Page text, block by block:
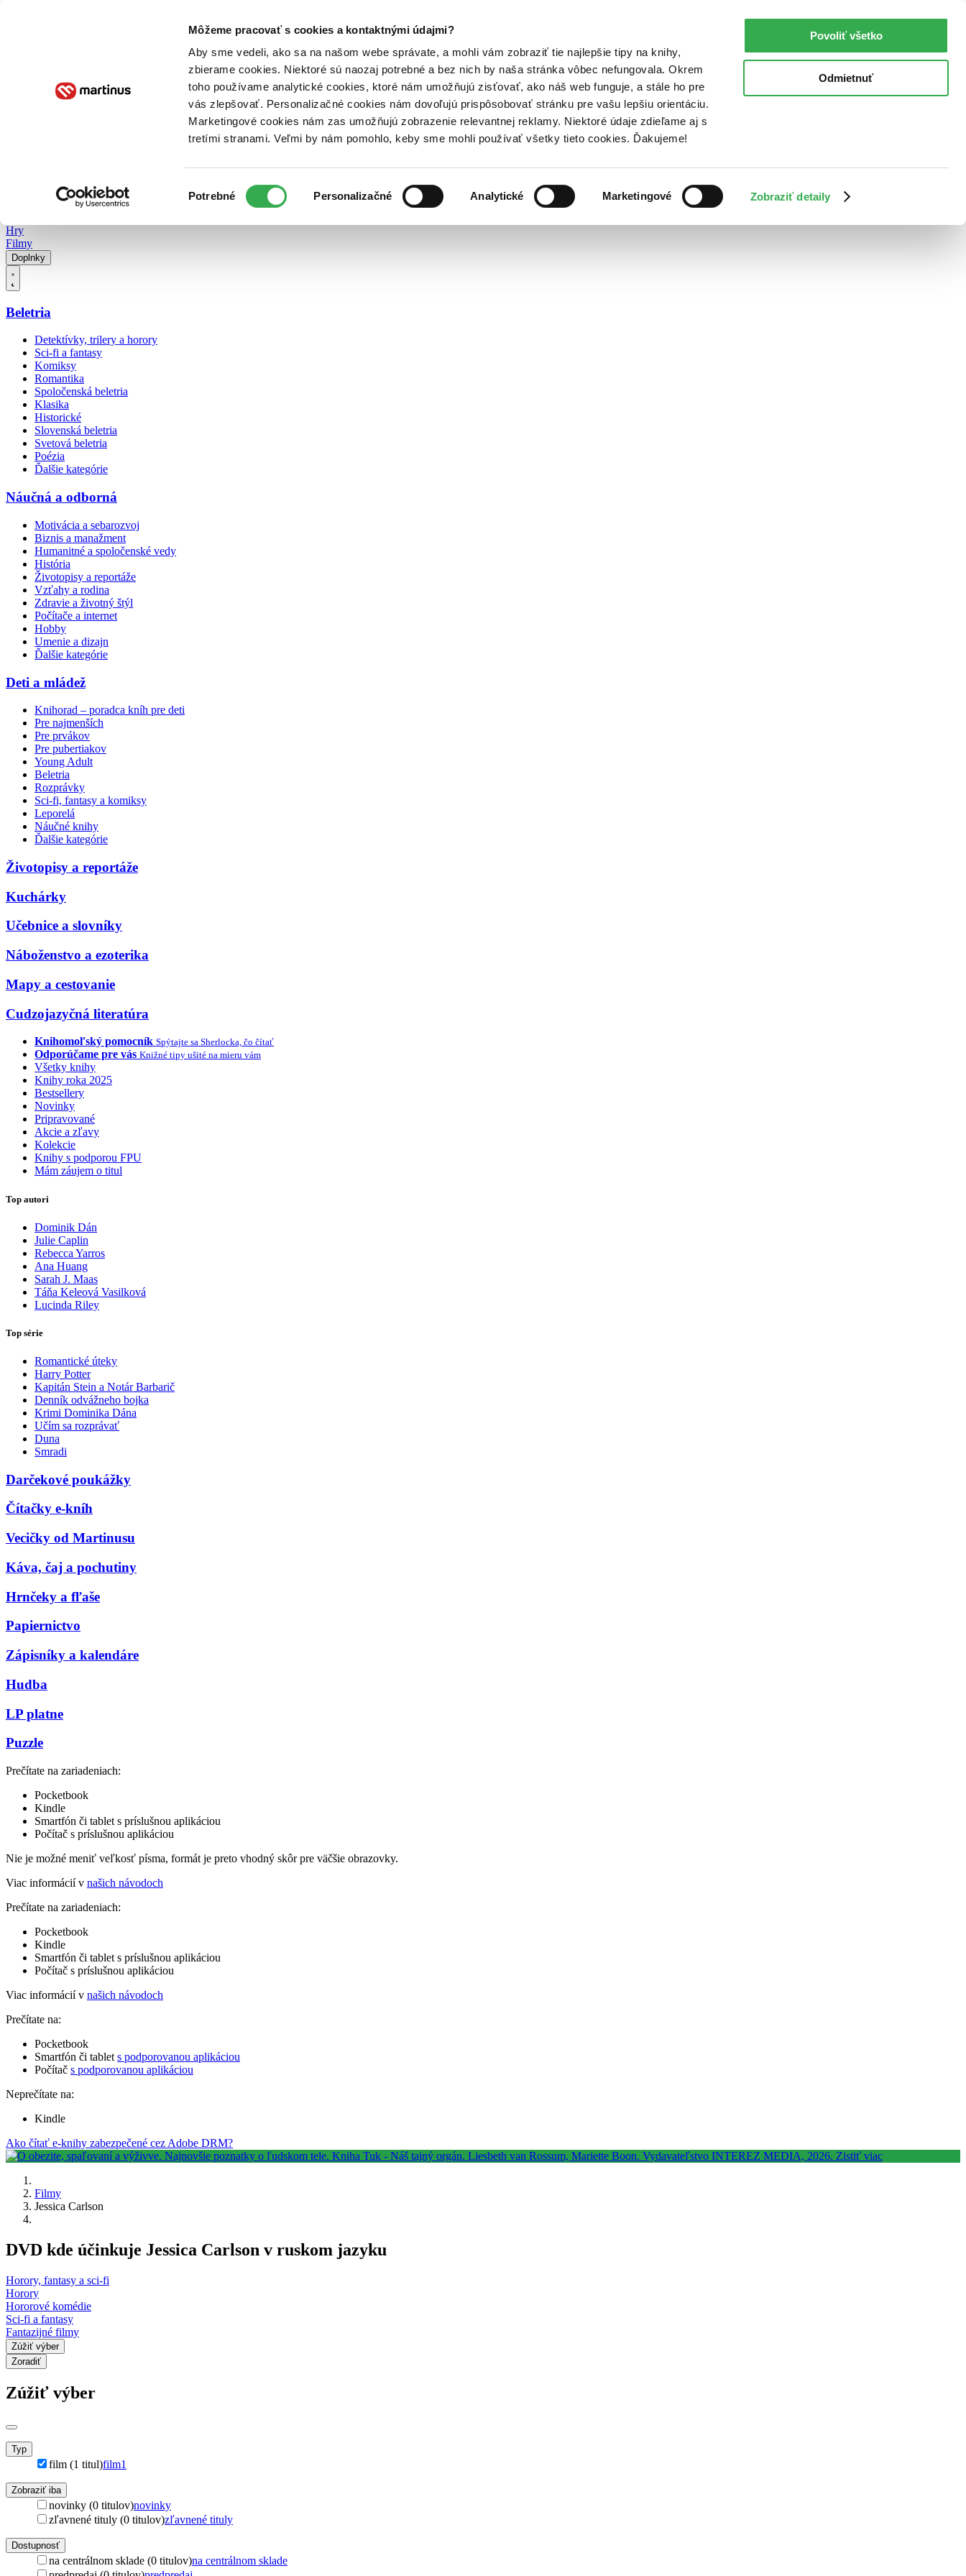
Môžeme pracovať s cookies a kontaktnými údajmi?
Aby sme vedeli, ako sa na našom webe správate, a mohli vám zobraziť tie najlepšie tipy na knihy,
zbierame cookies. Niektoré sú naozaj potrebné a bez nich by naša stránka vôbec nefungovala. Okrem
toho používame analytické cookies, ktoré nám umožňujú zisťovať, ako náš web funguje, a stále ho pre
vás zlepšovať. Personalizačné cookies nám dovoľujú prispôsobovať stránku pre vašu lepšiu orientáciu.
Marketingové cookies nám zas umožňujú zobrazenie relevantnej reklamy. Niektoré údaje zdieľame aj s
tretími stranami. Veľmi by nám pomohlo, keby sme mohli používať všetky tieto cookies. Ďakujeme!
súhlasu
Potrebné Personalizačné Analytické Marketingové Zobraziť detaily
Povoliť všetko
Odmietnuť
Poukážky Kontakt
Hry
Filmy
Doplnky
Beletria
Detektívky, trilery a horory
Sci-fi a fantasy
Komiksy
Romantika
Spoločenská beletria
Klasika
Historické
Slovenská beletria
Svetová beletria
Poézia
Ďalšie kategórie
Náučná a odborná
Motivácia a sebarozvoj
Biznis a manažment
Humanitné a spoločenské vedy
História
Životopisy a reportáže
Vzťahy a rodina
Zdravie a životný štýl
Počítače a internet
Hobby
Umenie a dizajn
Ďalšie kategórie
Deti a mládež
Knihorad – poradca kníh pre deti
Pre najmenších
Pre prvákov
Pre pubertiakov
Young Adult
Beletria
Rozprávky
Sci-fi, fantasy a komiksy
Leporelá
Náučné knihy
Ďalšie kategórie
Životopisy a reportáže
Kuchárky
Učebnice a slovníky
Náboženstvo a ezoterika
Mapy a cestovanie
Cudzojazyčná literatúra
Knihomoľský pomocník Spýtajte sa Sherlocka, čo čítať
Odporúčame pre vás Knižné tipy ušité na mieru vám
Všetky knihy
Knihy roka 2025
Bestsellery
Novinky
Pripravované
Akcie a zľavy
Kolekcie
Knihy s podporou FPU
Mám záujem o titul
Top autori
Dominik Dán
Julie Caplin
Rebecca Yarros
Ana Huang
Sarah J. Maas
Táňa Keleová Vasilková
Lucinda Riley
Top série
Romantické úteky
Harry Potter
Kapitán Stein a Notár Barbarič
Denník odvážneho bojka
Krimi Dominika Dána
Učím sa rozprávať
Duna
Smradi
Darčekové poukážky
Čítačky e-kníh
Vecičky od Martinusu
Káva, čaj a pochutiny
Hrnčeky a fľaše
Papiernictvo
Zápisníky a kalendáre
Hudba
LP platne
Puzzle
Prečítate na zariadeniach:
Pocketbook
Kindle
Smartfón či tablet s príslušnou aplikáciou
Počítač s príslušnou aplikáciou
Nie je možné meniť veľkosť písma, formát je preto vhodný skôr pre väčšie obrazovky.
Viac informácií v našich návodoch
Prečítate na zariadeniach:
Pocketbook
Kindle
Smartfón či tablet s príslušnou aplikáciou
Počítač s príslušnou aplikáciou
Viac informácií v našich návodoch
Prečítate na:
Pocketbook
Smartfón či tablet s podporovanou aplikáciou
Počítač s podporovanou aplikáciou
Neprečítate na:
Kindle
Ako čítať e-knihy zabezpečené cez Adobe DRM?
Filmy
Jessica Carlson
DVD kde účinkuje Jessica Carlson v ruskom jazyku
Horory, fantasy a sci-fi
Horory
Hororové komédie
Sci-fi a fantasy
Fantazijné filmy
Zúžiť výber
Zoradiť
Zúžiť výber
Typ
film (1 titul)film1
Zobraziť iba
novinky (0 titulov)novinky
zľavnené tituly (0 titulov)zľavnené tituly
Dostupnosť
na centrálnom sklade (0 titulov)na centrálnom sklade